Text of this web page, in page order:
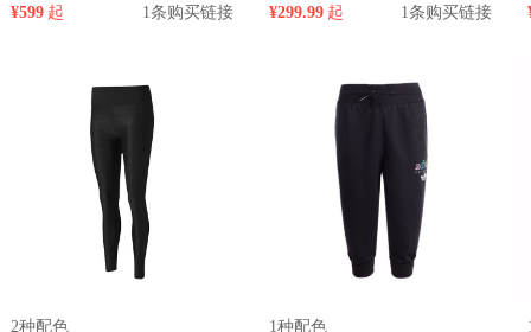
¥599 起 1条购买链接 ¥299.99 起 1条购买链接
2种配色 1种配色